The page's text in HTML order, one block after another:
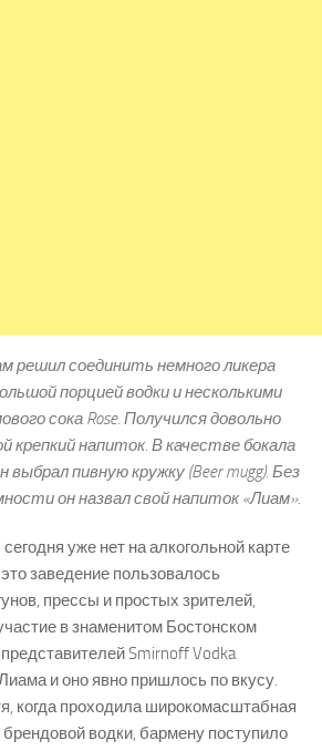
решил соединить немного ликера
порцией водки и несколькими
сока Rose. Получился довольно
крепкий напиток. В качестве бокала
выбрал пивную кружку (Beer mugg). Без
он назвал свой напиток «Лиам».
уже нет на алкогольной карте
заведение пользовалось
прессы и простых зрителей,
в знаменитом Бостонском
Smirnoff Vodka
и оно явно пришлось по вкусу.
когда проходила широкомасштабная
водки, бармену поступило